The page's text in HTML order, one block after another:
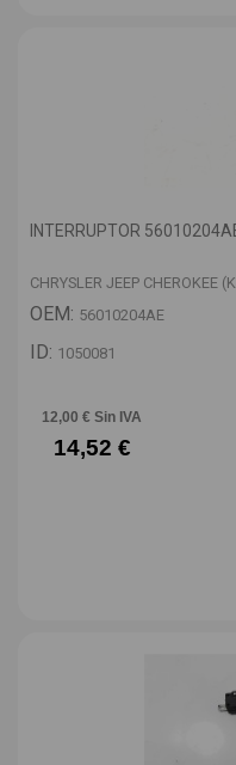
INTERRUPTOR
CHRYSLER JEEP CHEROKEE
OEM: 56010204AE
ID: 1050081
12,00 € Sin IVA
14,52 €